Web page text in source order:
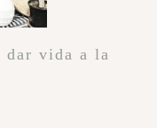
dar vida a la